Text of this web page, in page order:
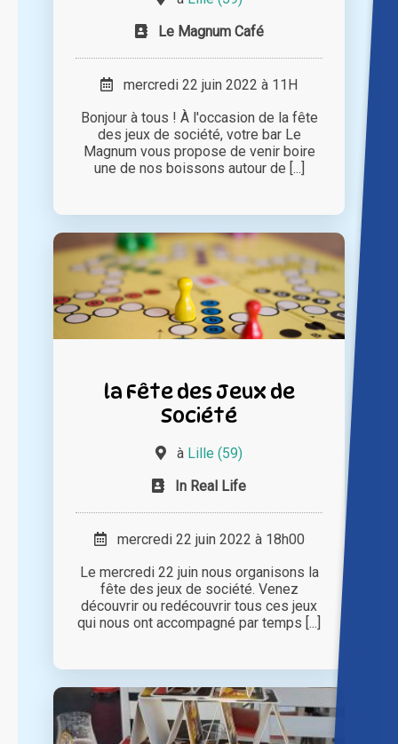
Le Magnum Café
mercredi 22 juin 2022 à 11H
Bonjour à tous ! À l'occasion de la fête
des jeux de société, votre bar Le
Magnum vous propose de venir boire
une de nos boissons autour de [...]
la Fête des Jeux de
Société
à Lille (59)
In Real Life
mercredi 22 juin 2022 à 18h00
Le mercredi 22 juin nous organisons la
fête des jeux de société. Venez
découvrir ou redécouvrir tous ces jeux
qui nous ont accompagné par temps [...]